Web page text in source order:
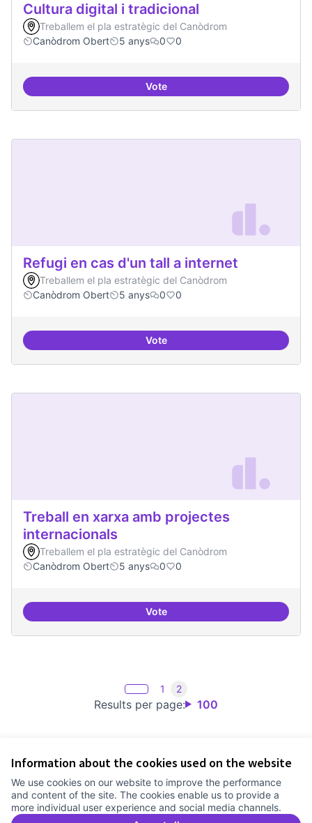
Information about the cookies used on the website
We use cookies on our website to improve the performance
and content of the site. The cookies enable us to provide a
more individual user experience and social media channels.
Cultura digital i tradicional
Treballem el pla estratègic del Canòdrom
Canòdrom Obert
5 anys 0 0
VoteCultura digital i tradicional
Refugi en cas d'un tall a internet
Treballem el pla estratègic del Canòdrom
Canòdrom Obert
5 anys 0 0
VoteRefugi en cas d'un tall a internet
Treball en xarxa amb projectes
internacionals
Treballem el pla estratègic del Canòdrom
Canòdrom Obert
5 anys 0 0
VoteTreball en xarxa amb projectes
Results per page: 100
1 2
Cookie settings
Comunitat Canòdrom at Facebook
(External link)
Comunitat Canòdrom at Instagram
(External link)
Comunitat Canòdrom at YouTube
(External link)
English
Triar la llenguaElegir el idiomaChoose language